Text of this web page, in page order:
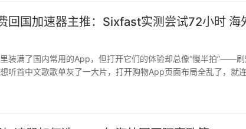
回国加速器主推：Sixfast实测尝试72小时 海
装满了国内常用的App，但打开它们的体验却总像“慢半拍”——刷
听首中文歌歌单灰了一大片，打开购物App页面布局全乱了，就
外网络像在国内一样流畅访问国内应用？最近，一款名为Sixfast